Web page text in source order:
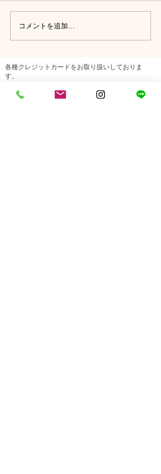
コメントを追加…
各種クレジットカードをお取り扱いしておりま
す。